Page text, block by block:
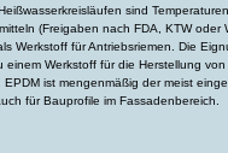
sind
(Freigaben nach FDA, KTW oder
Werkstoff für Antriebsriemen. Die
einem Werkstoff für die Herstellung
ist mengenmäßig der meist
für Bauprofile im Fassadenbereich.